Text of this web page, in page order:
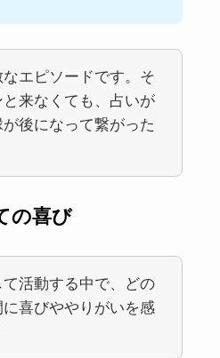
エピソードです。そ
来なくても、占いが
後になって繋がった
の喜び
活動する中で、どの
に喜びややりがいを感